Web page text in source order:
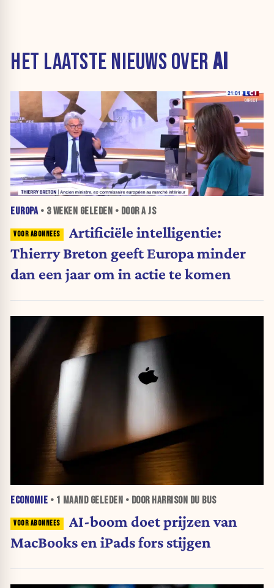
HET LAATSTE NIEUWS OVERAI
EUROPA• 3 WEKEN GELEDEN • DOOR A JS
Artificiële intelligentie:
Thierry Breton geeft Europa minder
dan een jaar om in actie te komen
ECONOMIE • 1 MAANDGELEDEN • DOOR HARRISON DU BUS
AI-boom doet prijzen van
MacBooks en iPads fors stijgen